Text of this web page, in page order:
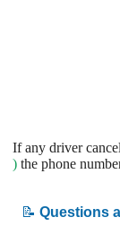
If any driver
) the phone
📝 Questions